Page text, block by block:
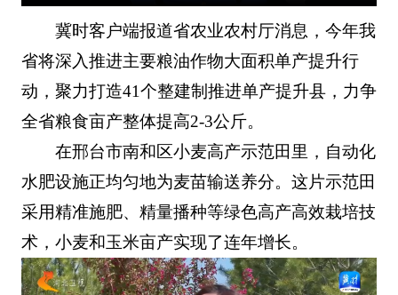
冀时客户端报道省农业农村厅消息，今年我
省将深入推进主要粮油作物大面积单产提升行
动，聚力打造41个整建制推进单产提升县，力争
全省粮食亩产整体提高2-3公斤。
在邢台市南和区小麦高产示范田里，自动化
水肥设施正均匀地为麦苗输送养分。这片示范田
采用精准施肥、精量播种等绿色高产高效栽培技
术，小麦和玉米亩产实现了连年增长。